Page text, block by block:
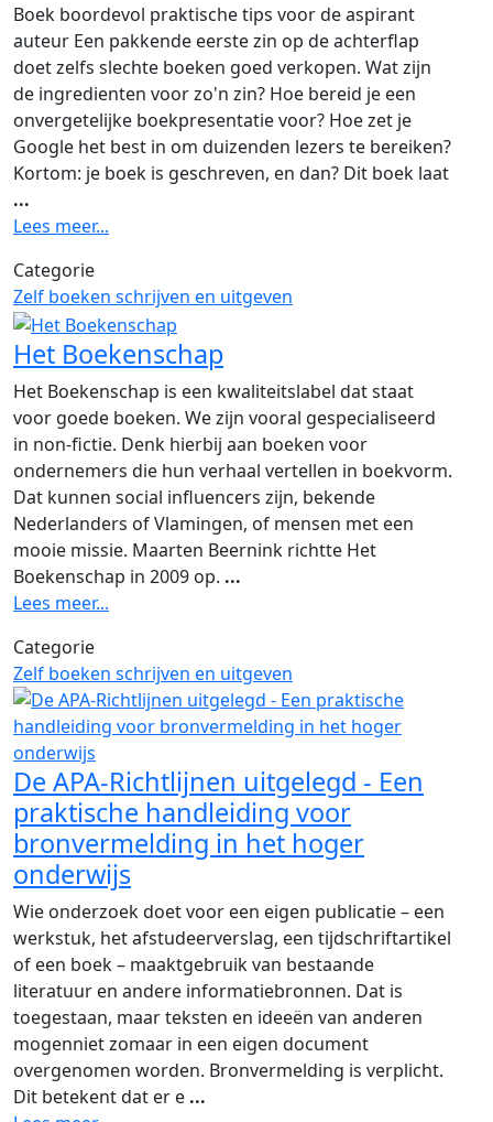
Boek boordevol praktische tips voor de aspirant
auteur Een pakkende eerste zin op de achterflap
doet zelfs slechte boeken goed verkopen. Wat zijn
de ingredienten voor zo'n zin? Hoe bereid je een
onvergetelijke boekpresentatie voor? Hoe zet je
Google het best in om duizenden lezers te bereiken?
Kortom: je boek is geschreven, en dan? Dit boek laat
...
Lees meer...
Categorie
Zelf boeken schrijven en uitgeven
Het Boekenschap
Het Boekenschap is een kwaliteitslabel dat staat
voor goede boeken. We zijn vooral gespecialiseerd
in non-fictie. Denk hierbij aan boeken voor
ondernemers die hun verhaal vertellen in boekvorm.
Dat kunnen social influencers zijn, bekende
Nederlanders of Vlamingen, of mensen met een
mooie missie. Maarten Beernink richtte Het
Boekenschap in 2009 op. ...
Lees meer...
Categorie
Zelf boeken schrijven en uitgeven
De APA-Richtlijnen uitgelegd - Een
praktische handleiding voor
bronvermelding in het hoger
onderwijs
Wie onderzoek doet voor een eigen publicatie – een
werkstuk, het afstudeerverslag, een tijdschriftartikel
of een boek – maaktgebruik van bestaande
literatuur en andere informatiebronnen. Dat is
toegestaan, maar teksten en ideeën van anderen
mogenniet zomaar in een eigen document
overgenomen worden. Bronvermelding is verplicht.
Dit betekent dat er e ...